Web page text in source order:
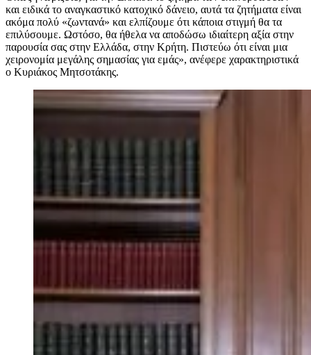
και ειδικά το αναγκαστικό κατοχικό δάνειο, αυτά τα ζητήματα είναι
ακόμα πολύ «ζωντανά» και ελπίζουμε ότι κάποια στιγμή θα τα
επιλύσουμε. Ωστόσο, θα ήθελα να αποδώσω ιδιαίτερη αξία στην
παρουσία σας στην Ελλάδα, στην Κρήτη. Πιστεύω ότι είναι μια
χειρονομία μεγάλης σημασίας για εμάς», ανέφερε χαρακτηριστικά
ο Κυριάκος Μητσοτάκης.